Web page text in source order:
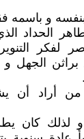
و باسمه
الحداد
لفكر
براثن
أراد أن
و لذلك كان